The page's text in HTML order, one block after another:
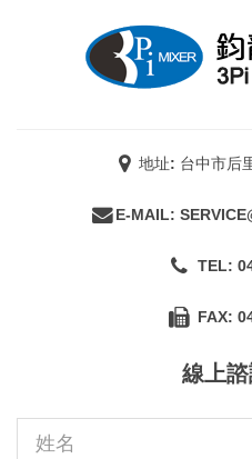
地址: 台中市后
E-MAIL:
TEL:
FAX:
線上